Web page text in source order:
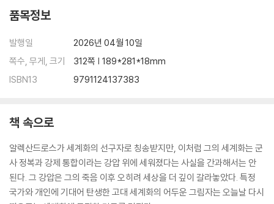
품목정보
발행일
2026년 04월 10일
쪽수, 무게, 크기
312쪽 | 189*281*18mm
ISBN13
9791124137383
책 속으로
알렉산드로스가 세계화의 선구자로 칭송받지만, 이처럼 그의 세계화는 군
사 정복과 강제 통합이라는 강압 위에 세워졌다는 사실을 간과해서는 안
된다. 그 강압은 그의 죽음 이후 오히려 세상을 더 깊이 갈라놓았다. 특정
국가와 개인에 기대어 탄생한 고대 세계화의 어두운 그림자는 오늘날 다시